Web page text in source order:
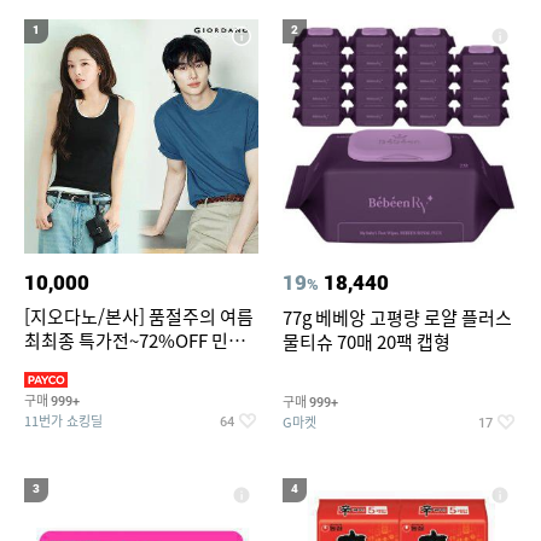
크록스 브루클린
삼성갤럭시북프로, 32gb, win11포함
18 gpd pocket노트북 19 소형 벽걸이 에어컨
20 가정용 인형뽑기기계
1
10,000
[지오다노/본사] 품절주의 여름
최최종 특가전~72%OFF 민소
구매 999+
11번가 쇼킹딜 64
2
19% 18,440
77g 베베앙 고평량 로얄 플러스
물티슈 70매 20팩 캡형
구매 999+
G마켓 17
3 4